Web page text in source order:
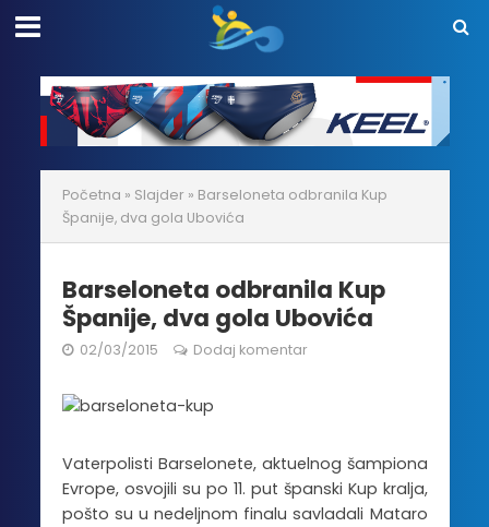
Početna » Slajder » Barseloneta odbranila Kup
Španije, dva gola Ubovića
Barseloneta odbranila Kup
Španije, dva gola Ubovića
02/03/2015 Dodaj komentar
Vaterpolisti Barselonete, aktuelnog šampiona
Evrope, osvojili su po 11. put španski Kup kralja,
pošto su u nedeljnom finalu savladali Mataro